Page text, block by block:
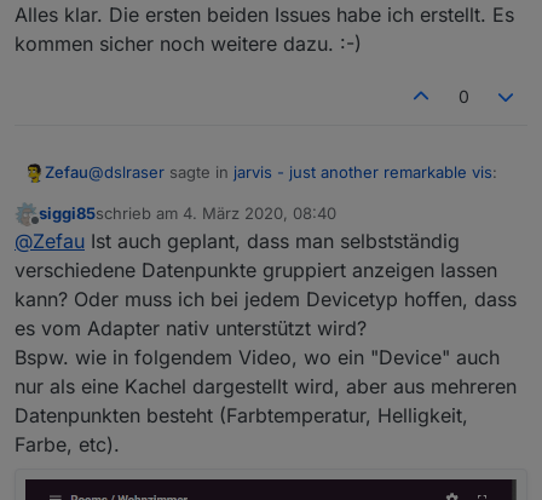
Beispiel: Status (3columns, davon 2 leer)
Alles klar. Die ersten beiden Issues habe ich erstellt. Es
kommen sicher noch weitere dazu. :-)
0
Zefau@dslraser sagte in jarvis - just another remarkable vis:
genau daran scheitert es im Moment.
siehehttps://github.com/Zefau/ioBroker.jarvis/wiki
Dort ist nun ein sehr detailliertes Beispiel (meine vis)
Offline
siggi85schrieb am 4. März 2020, 08:40
zuletzt editiert von
@Zefau Ist auch geplant, dass man selbstständig
verschiedene Datenpunkte gruppiert anzeigen lassen
kann? Oder muss ich bei jedem Devicetyp hoffen, dass
es vom Adapter nativ unterstützt wird?
Bspw. wie in folgendem Video, wo ein "Device" auch
nur als eine Kachel dargestellt wird, aber aus mehreren
Datenpunkten besteht (Farbtemperatur, Helligkeit,
Farbe, etc).